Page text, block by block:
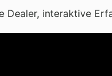
Dealer, interaktive